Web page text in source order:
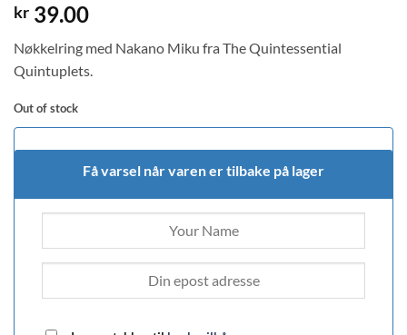
kr 39.00
Nøkkelring med Nakano Miku fra The Quintessential
Quintuplets.
Out of stock
Få varsel når varen er tilbake på lager